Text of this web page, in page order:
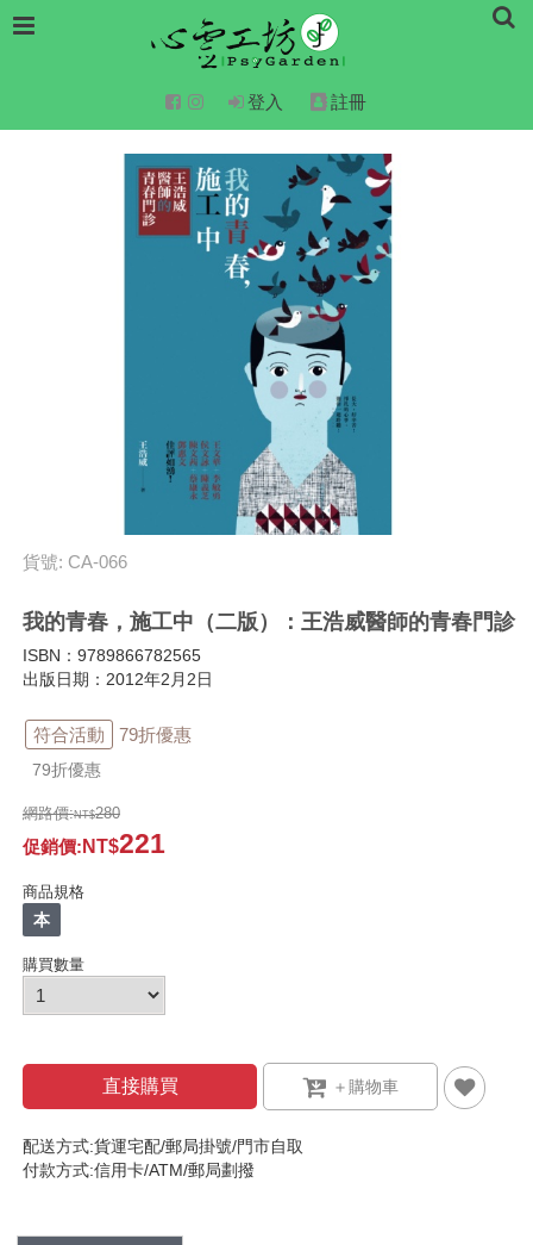
登入 註冊
貨號: CA-066
我的青春，施工中（二版）：王浩威醫師的青春門診
ISBN：9789866782565
出版日期：2012年2月2日
符合活動 79折優惠
79折優惠
網路價: 280
促銷價: 221
商品規格
本
購買數量
直接購買
配送方式:貨運宅配/郵局掛號/門市自取
付款方式:信用卡/ATM/郵局劃撥